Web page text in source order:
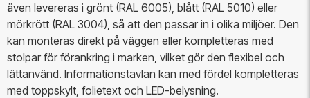
även levereras i grönt (RAL 6005), blått (RAL 5010) eller
mörkrött (RAL 3004), så att den passar in i olika miljöer. Den
kan monteras direkt på väggen eller kompletteras med
stolpar för förankring i marken, vilket gör den flexibel och
lättanvänd. Informationstavlan kan med fördel kompletteras
med toppskylt, folietext och LED-belysning.